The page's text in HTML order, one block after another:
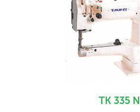
TK 335 N